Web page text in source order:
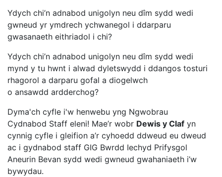
Ydych chi’n adnabod unigolyn neu dîm sydd wedi
gwneud yr ymdrech ychwanegol i ddarparu
gwasanaeth eithriadol i chi?
Ydych chi’n adnabod unigolyn neu dîm sydd wedi
mynd y tu hwnt i alwad dyletswydd i ddangos tosturi
rhagorol a darparu gofal a diogelwch
o ansawdd ardderchog?
Dyma'ch cyfle i'w henwebu yng Ngwobrau
Cydnabod Staff eleni! Mae’r wobr Dewis y Claf yn
cynnig cyfle i gleifion a’r cyhoedd ddweud eu dweud
ac i gydnabod staff GIG Bwrdd Iechyd Prifysgol
Aneurin Bevan sydd wedi gwneud gwahaniaeth i’w
bywydau.